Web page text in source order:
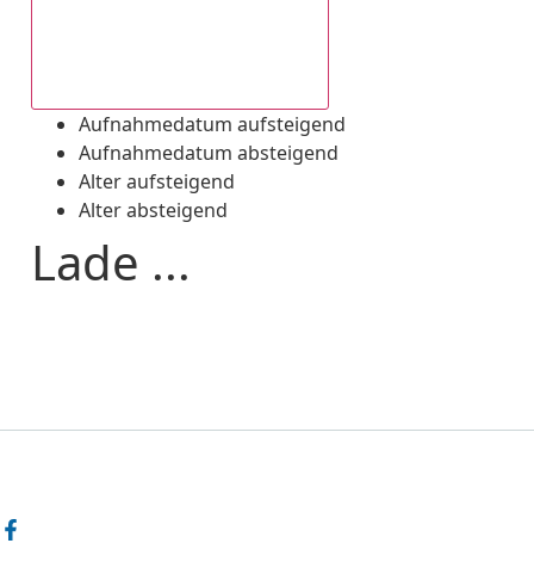
Aufnahmedatum aufsteigend
Aufnahmedatum absteigend
Alter aufsteigend
Alter absteigend
Lade ...